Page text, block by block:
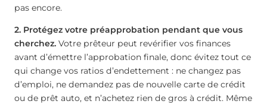
pas encore.
2. Protégez votre préapprobation pendant que vous
cherchez. Votre prêteur peut revérifier vos finances
avant d’émettre l’approbation finale, donc évitez tout ce
qui change vos ratios d’endettement : ne changez pas
d’emploi, ne demandez pas de nouvelle carte de crédit
ou de prêt auto, et n’achetez rien de gros à crédit. Même